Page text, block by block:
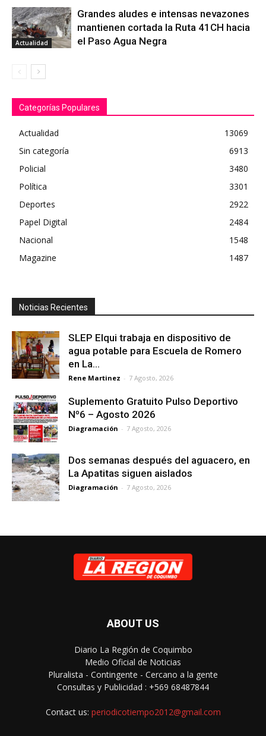
Actualidad
Grandes aludes e intensas nevazones
mantienen cortada la Ruta 41CH hacia
el Paso Agua Negra
Categorías Populares
Actualidad
13069
Sin categoría
6913
Policial
3480
Política
3301
Deportes
2922
Papel Digital
2484
Nacional
1548
Magazine
1487
Noticias Recientes
SLEP Elqui trabaja en dispositivo de
agua potable para Escuela de Romero
en La...
Rene Martinez - 7 Agosto, 2026
Suplemento Gratuito Pulso Deportivo
Nº6 – Agosto 2026
Diagramación - 7 Agosto, 2026
Dos semanas después del aguacero, en
La Apatitas siguen aislados
Diagramación - 7 Agosto, 2026
ABOUT US
Diario La Región de Coquimbo
Medio Oficial de Noticias
Pluralista - Contingente - Cercano a la gente
Consultas y Publicidad : +569 68487844
Contact us: periodicotiempo2012@gmail.com